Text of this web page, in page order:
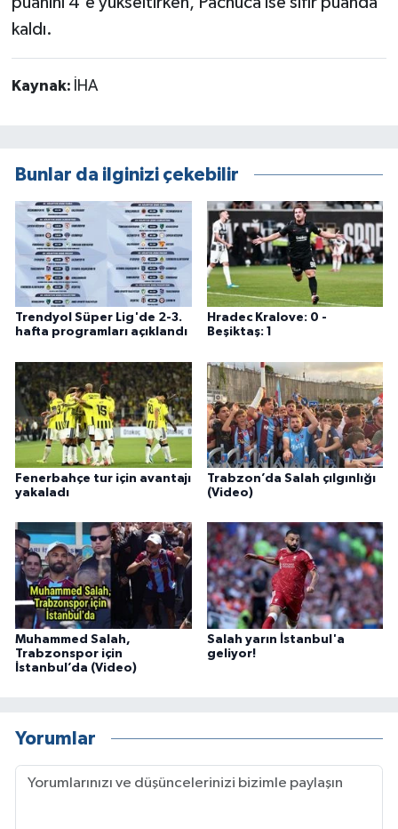
kaldı.
Kaynak: İHA
Bunlar da ilginizi çekebilir
Trendyol Süper Lig'de 2-3.
hafta programları açıklandı
Hradec Kralove: 0 -
Beşiktaş: 1
Fenerbahçe tur için avantajı
yakaladı
Trabzon’da Salah çılgınlığı
(Video)
Muhammed Salah,
Trabzonspor için
İstanbul’da (Video)
Salah yarın İstanbul'a
geliyor!
Yorumlar